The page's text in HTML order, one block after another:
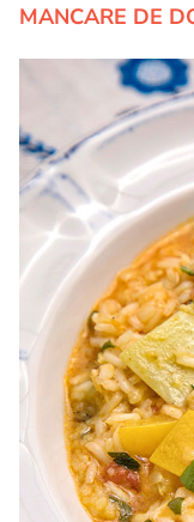
MANCARE DE